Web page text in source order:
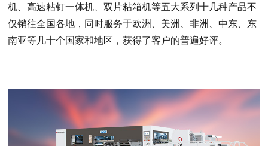
机、高速粘钉一体机、双片粘箱机等五大系列十几种产品不
仅销往全国各地，同时服务于欧洲、美洲、非洲、中东、东
南亚等几十个国家和地区，获得了客户的普遍好评。